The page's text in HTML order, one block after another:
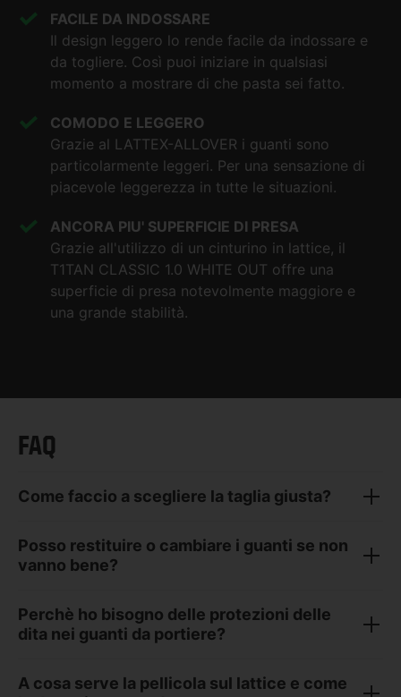
FACILE DA INDOSSARE
Il design leggero lo rende facile da indossare e
da togliere. Così puoi iniziare in qualsiasi
momento a mostrare di che pasta sei fatto.
COMODO E LEGGERO
Grazie al LATTEX-ALLOVER i guanti sono
particolarmente leggeri. Per una sensazione di
piacevole leggerezza in tutte le situazioni.
ANCORA PIU' SUPERFICIE DI PRESA
Grazie all'utilizzo di un cinturino in lattice, il
T1TAN CLASSIC 1.0 WHITE OUT offre una
superficie di presa notevolmente maggiore e
una grande stabilità.
FAQ
Come faccio a scegliere la taglia giusta?
Posso restituire o cambiare i guanti se non
vanno bene?
Perchè ho bisogno delle protezioni delle
dita nei guanti da portiere?
A cosa serve la pellicola sul lattice e come